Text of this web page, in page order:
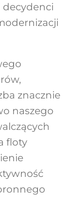
decydenci
znacznie
naszego
floty